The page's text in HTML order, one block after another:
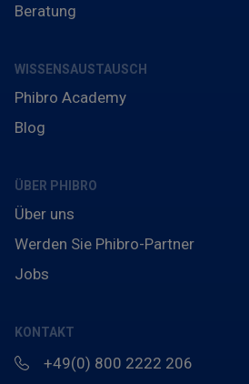
Beratung
WISSENSAUSTAUSCH
Phibro Academy
Blog
ÜBER PHIBRO
Über uns
Werden Sie Phibro-Partner
Jobs
KONTAKT
+49(0) 800 2222 206